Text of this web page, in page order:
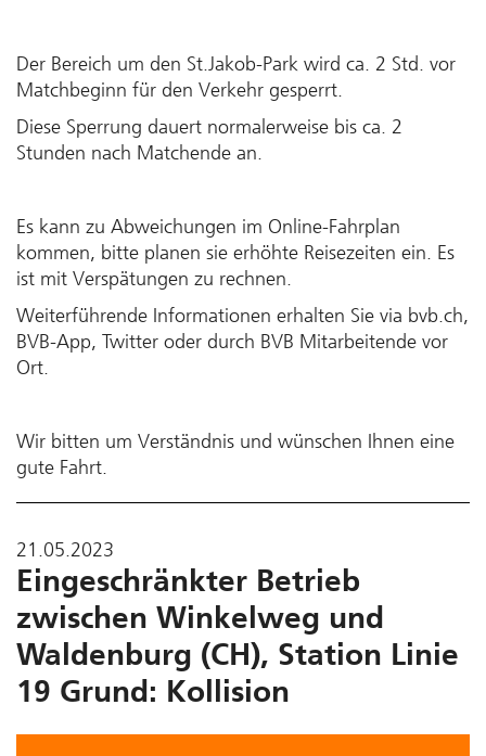
Der Bereich um den St.Jakob-Park wird ca. 2 Std. vor
Matchbeginn für den Verkehr gesperrt.
Diese Sperrung dauert normalerweise bis ca. 2
Stunden nach Matchende an.
Es kann zu Abweichungen im Online-Fahrplan
kommen, bitte planen sie erhöhte Reisezeiten ein. Es
ist mit Verspätungen zu rechnen.
Weiterführende Informationen erhalten Sie via bvb.ch,
BVB-App, Twitter oder durch BVB Mitarbeitende vor
Ort.
Wir bitten um Verständnis und wünschen Ihnen eine
gute Fahrt.
21.05.2023
Eingeschränkter Betrieb
zwischen Winkelweg und
Waldenburg (CH), Station Linie
19 Grund: Kollision